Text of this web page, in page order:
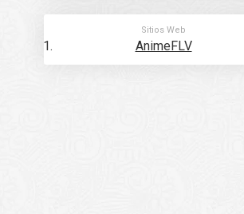
Sitios Web
AnimeFLV